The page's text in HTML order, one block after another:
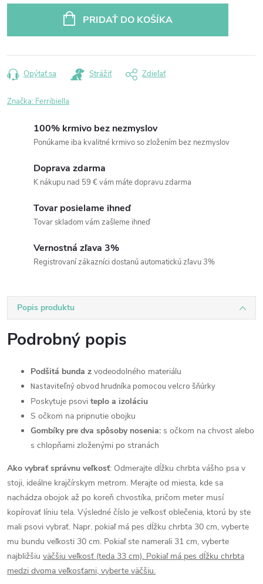
PRIDAŤ DO KOŠÍKA
Opýtať sa Strážiť Zdieľať
Značka: Ferribiella
100% krmivo bez nezmyslov
Ponúkame iba kvalitné krmivo so zložením bez nezmyslov
Doprava zdarma
K nákupu nad 59 € vám máte dopravu zdarma
Tovar posielame ihneď
Tovar skladom vám zašleme ihneď
Vernostná zľava 3%
Registrovaní zákazníci dostanú automatickú zľavu 3%
Popis produktu
Podrobný popis
Podšitá bunda z vodeodolného materiálu
Nastaviteľný obvod hrudníka pomocou velcro šňúrky
Poskytuje psovi teplo a izoláciu
S očkom na pripnutie obojku
Gombíky pre dva spôsoby nosenia: s očkom na chvost alebo
s chlopňami zloženými po stranách
Ako vybrať správnu veľkosť: Odmerajte dĺžku chrbta vášho psa v
stoji, ideálne krajčírskym metrom. Merajte od miesta, kde sa
nachádza obojok až po koreň chvostíka, pričom meter musí
kopírovať líniu tela. Výsledné číslo je veľkosť oblečenia, ktorú by ste
mali psovi vybrať. Napr. pokiaľ má pes dĺžku chrbta 30 cm, vyberte
mu bundu veľkosti 30 cm. Pokiaľ ste namerali 31 cm, vyberte
najbližšiu väčšiu veľkosť (teda 33 cm). Pokiaľ má pes dĺžku chrbta
medzi dvoma veľkosťami, vyberte väčšiu.